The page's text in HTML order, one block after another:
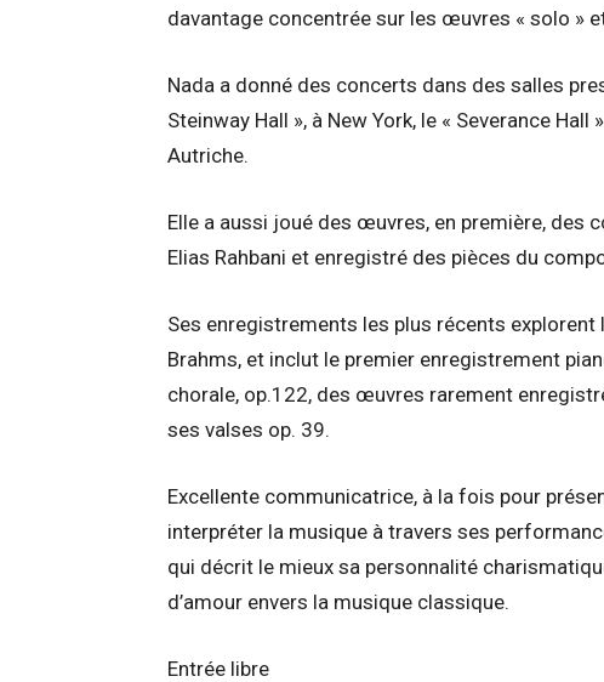
davantage concentrée sur les œuvres « solo »
Nada a donné des concerts dans des salles
Steinway Hall », à New York, le « Severance
Autriche.
Elle a aussi joué des œuvres, en première, des
Elias Rahbani et enregistré des pièces du
Ses enregistrements les plus récents
Brahms, et inclut le premier enregistrement
chorale, op.122, des œuvres rarement
ses valses op. 39.
Excellente communicatrice, à la fois pour
interpréter la musique à travers ses
qui décrit le mieux sa personnalité
d’amour envers la musique classique.
Entrée libre